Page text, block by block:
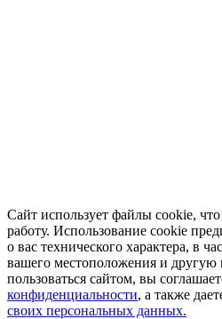
Сайт использует файлы cookie,
работу. Использование cookie
о вас технического характера, в
вашего местоположения и
пользоваться сайтом, вы
конфиденциальности, а также
своих персональных данных.